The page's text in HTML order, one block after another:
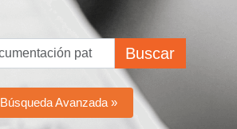
Buscar
Búsqueda Avanzada »